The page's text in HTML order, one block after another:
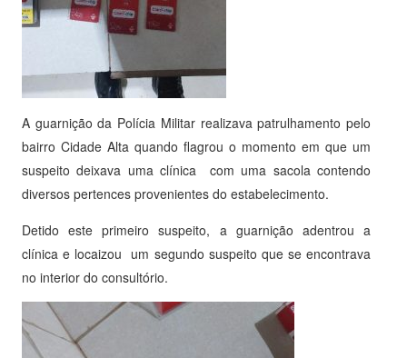
A guarnição da Polícia Militar realizava patrulhamento pelo
bairro Cidade Alta quando flagrou o momento em que um
suspeito deixava uma clínica com uma sacola contendo
diversos pertences provenientes do estabelecimento.
Detido este primeiro suspeito, a guarnição adentrou a
clínica e locaizou um segundo suspeito que se encontrava
no interior do consultório.